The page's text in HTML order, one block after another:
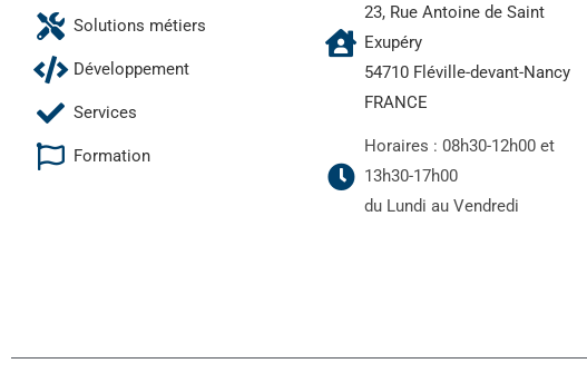
Solutions métiers
Développement
Services
Formation
23, Rue Antoine de Saint
Exupéry
54710 Fléville-devant-Nancy
FRANCE
Horaires : 08h30-12h00 et
13h30-17h00
du Lundi au Vendredi